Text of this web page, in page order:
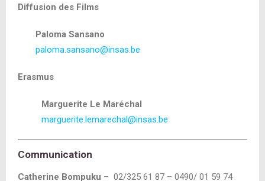
Diffusion des Films
Paloma Sansano
paloma.sansano@insas.be
Erasmus
Marguerite Le Maréchal
marguerite.lemarechal@insas.be
Communication
Catherine Bompuku – 02/325 61 87 – 0490/ 01 59 74